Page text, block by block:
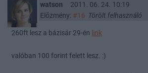
watson
2011. 06. 24. 10:19
Előzmény: #16 Törölt felhasználó
260ft lesz a bázisár 29-én link
valóban 100 forint felett lesz. :)